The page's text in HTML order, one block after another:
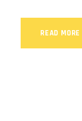
READ MORE